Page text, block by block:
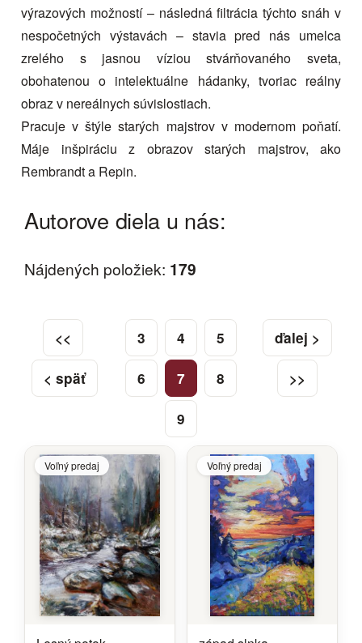
výrazových možností – následná filtrácia týchto snáh v
nespočetných výstavách – stavia pred nás umelca
zrelého s jasnou víziou stvárňovaného sveta,
obohatenou o intelektuálne hádanky, tvoriac reálny
obraz v nereálnych súvislostiach.
Pracuje v štýle starých majstrov v modernom poňatí.
Máje inšpiráciu z obrazov starých majstrov, ako
Rembrandt a Repin.
Autorove diela u nás:
Nájdených položiek: 179
<<
< späť
ďalej >
>>
3 4 5
6 7 8
9
Voľný predaj Voľný predaj